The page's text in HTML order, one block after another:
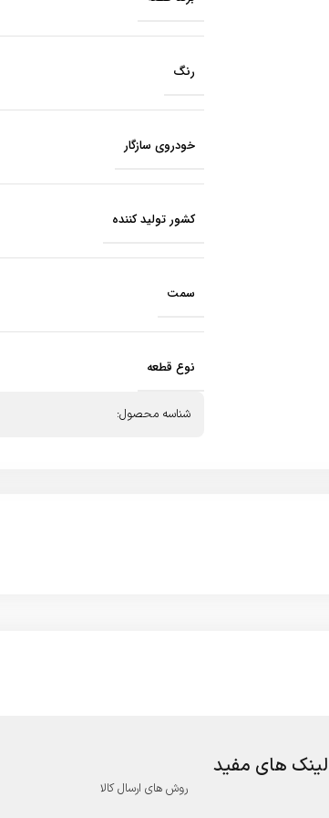
رنگ
خودروی سازگار
کشور تولید کننده
سمت
نوع قطعه
شناسه محصول:
لینک های مفید
روش های ارسال کالا